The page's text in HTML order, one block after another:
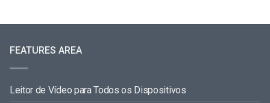
FEATURES AREA
Leitor de Vídeo para Todos os Dispositivos